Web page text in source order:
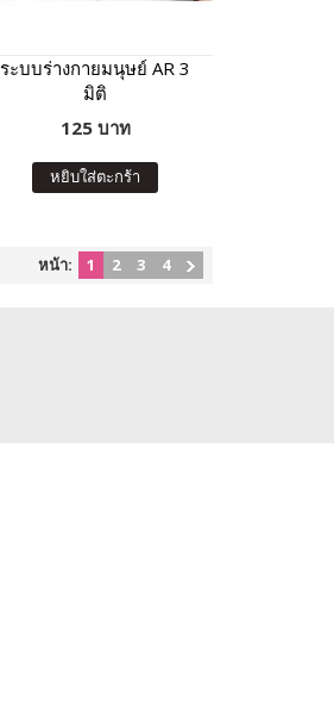
ระบบร่างกายมนุษย์ AR 3
มิติ
125 บาท
หยิบใส่ตะกร้า
หน้า: 1 2 3 4